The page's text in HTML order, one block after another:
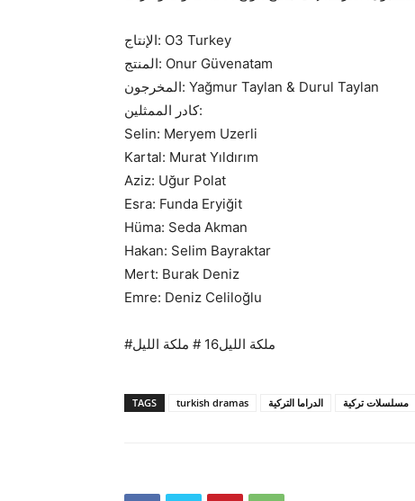
الإنتاج: O3 Turkey
المنتج: Onur Güvenatam
المخرجون: Yağmur Taylan & Durul Taylan
كادر الممثلين:
Selin: Meryem Uzerli
Kartal: Murat Yıldırım
Aziz: Uğur Polat
Esra: Funda Eryiğit
Hüma: Seda Akman
Hakan: Selim Bayraktar
Mert: Burak Deniz
Emre: Deniz Celiloğlu
#ملكة الليل16 # ملكة الليل
TAGS turkish dramas الدراما التركية مسلسلات تركية